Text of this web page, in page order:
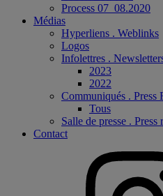
Process 07_08.2020
Médias
Hyperliens . Weblinks
Logos
Infolettres .
2023
2022
Communiqués . Press
Tous
Salle de presse . Press
Contact